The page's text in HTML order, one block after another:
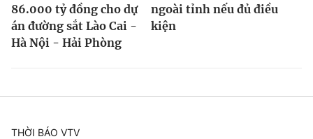
86.000 tỷ đồng cho dự
án đường sắt Lào Cai -
Hà Nội - Hải Phòng
ngoài tỉnh nếu đủ điều
kiện
THỜI BÁO VTV